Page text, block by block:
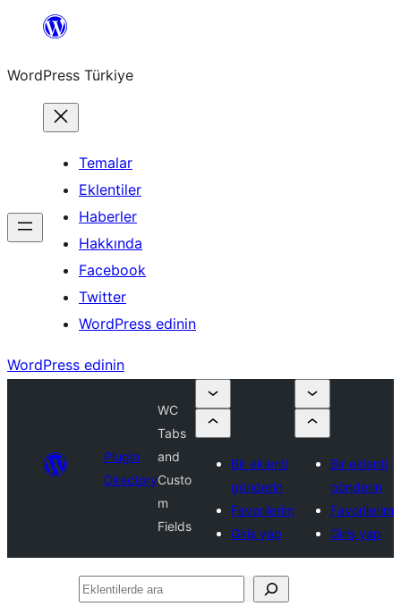
İçeriğe
WordPress Türkiye
Temalar
Eklentiler
Haberler
Hakkında
Facebook
Twitter
WordPress edinin
WordPress edinin
Plugin
Directory
WC
Tabs
and
Custo
m
Fields
Bir eklenti
gönderin
Favorilerim
Giriş yap
Bir eklenti
gönderin
Favorilerim
Giriş yap
Eklentilerde